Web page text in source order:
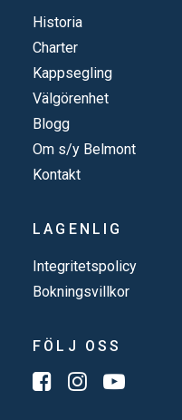
Historia
Charter
Kappsegling
Välgörenhet
Blogg
Om s/y Belmont
Kontakt
LAGENLIG
Integritetspolicy
Bokningsvillkor
FÖLJ OSS